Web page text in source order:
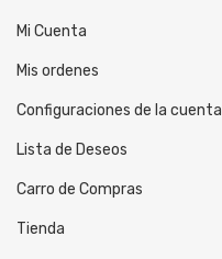
Mi Cuenta
Mis ordenes
Configuraciones de la cuenta
Lista de Deseos
Carro de Compras
Tienda